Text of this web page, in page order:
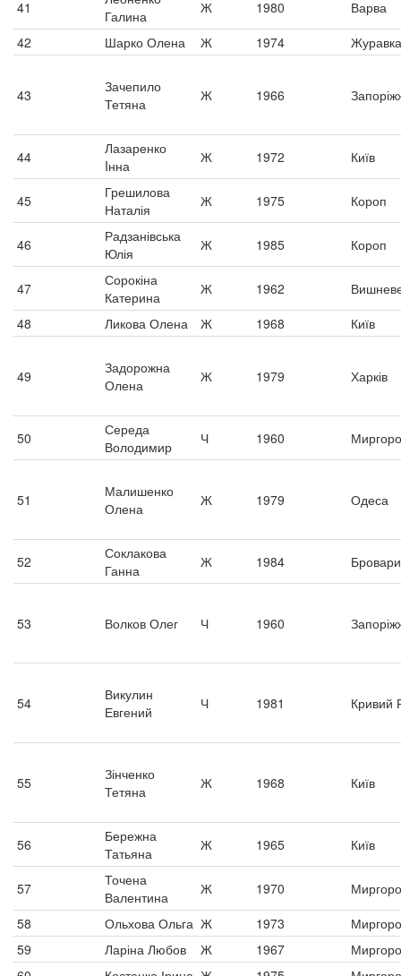
41
Галина
Ж 1980
Варва
42
Шарко Олена Ж 1974 Журавка
43
Зачепило
Тетяна
Ж 1966
44
Лазаренко
Iнна
Ж 1972 Київ
45
Грешилова
Наталія
Ж 1975 Короп
46
Радзанівська
Юлія
Ж 1985 Короп
47
Сорокіна
Катерина
Ж 1962
48
Ликова Олена Ж 1968 Київ
49
Задорожна
Олена
Ж 1979 Харків
50
Середа
Володимир
Ч 1960
51
Малишенко
Олена
Ж 1979 Одеса
52
Соклакова
Ганна
Ж 1984 Бровари
53 Волков Олег Ч 1960
54
Викулин
Евгений
Ч 1981 Кривий
55
Зінченко
Тетяна
Ж 1968 Київ
56
Бережна
Татьяна
Ж 1965 Київ
57
Точена
Валентина
Ж 1970
58
Ольхова Ольга Ж 1973
59
Ларіна Любов Ж 1967